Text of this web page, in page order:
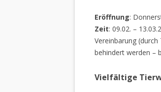
Eröffnung:
Zeit: 09.02. –
Vereinbarung
behindert werden –
Vielfältige